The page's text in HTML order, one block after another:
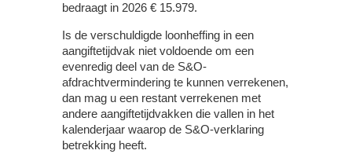
bedraagt in 2026 € 15.979.
Is de verschuldigde loonheffing in een
aangiftetijdvak niet voldoende om een
evenredig deel van de S&O-
afdrachtvermindering te kunnen verrekenen,
dan mag u een restant verrekenen met
andere aangiftetijdvakken die vallen in het
kalenderjaar waarop de S&O-verklaring
betrekking heeft.